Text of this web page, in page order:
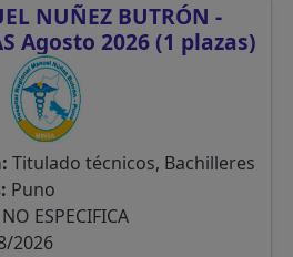
NUÑEZ BUTRÓN -
Agosto 2026 (1 plazas)
Titulado técnicos, Bachilleres
Puno
NO ESPECIFICA
2026